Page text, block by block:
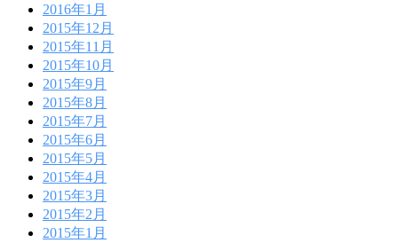
2016年1月
2015年12月
2015年11月
2015年10月
2015年9月
2015年8月
2015年7月
2015年6月
2015年5月
2015年4月
2015年3月
2015年2月
2015年1月